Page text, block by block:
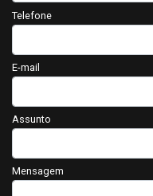
Telefone
E-mail
Assunto
Mensagem